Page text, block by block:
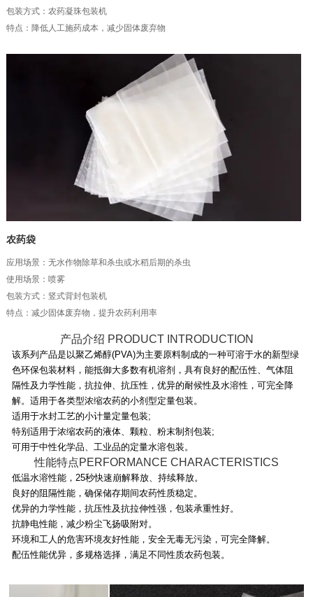
包装方式：农药凝珠包装机
特点：降低人工施药成本，减少固体废弃物
农药袋
应用场景：无水作物除草和杀虫或水稻后期的杀虫
使用场景：喷雾
包装方式：竖式背封包装机
特点：减少固体废弃物，提升农药利用率
产品介绍 PRODUCT INTRODUCTION
该系列产品是以聚乙烯醇(PVA)为主要原料制成的一种可溶于水的新型绿
色环保包装材料，能抵御大多数有机溶剂，具有良好的配伍性、气体阻
隔性及力学性能，抗拉伸、抗压性，优异的耐候性及水溶性，可完全降
解。适用于各类型浓缩农药的小剂型定量包装。
适用于水封工艺的小计量定量包装;
特别适用于浓缩农药的液体、颗粒、粉末制剂包装;
可用于中性化学品、工业品的定量水溶包装。
性能特点PERFORMANCE CHARACTERISTICS
低温水溶性能，25秒快速崩解释放、持续释放。
良好的阻隔性能，确保储存期间农药性质稳定。
优异的力学性能，抗压性及抗拉伸性强，包装承重性好。
抗静电性能，减少粉尘飞扬吸附对。
环境和工人的危害环境友好性能，安全无毒无污染，可完全降解。
配伍性能优异，多规格选择，满足不同性质农药包装。